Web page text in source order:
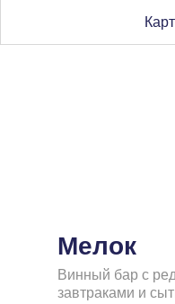
Мелок
Винный бар с
завтраками и